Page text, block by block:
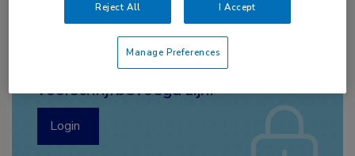
Meer informatie is alleen
toegankelijk voor
abonnees die
voorschrijfbevoegd zijn.
Login
Reject All I Accept
Manage Preferences